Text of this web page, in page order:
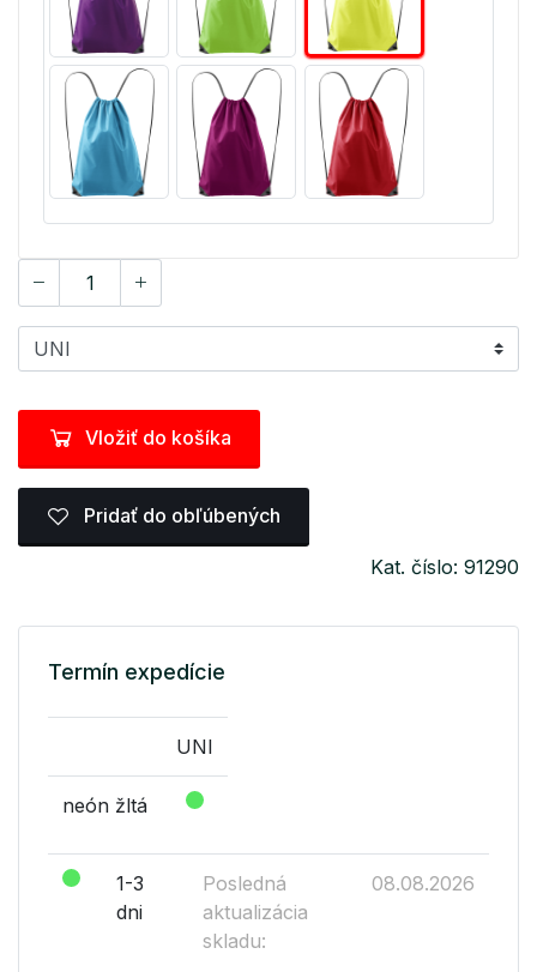
Vložiť do košíka
Pridať do obľúbených
Kat. číslo: 91290
Termín expedície
UNI
neón žltá
1-3
dni
Posledná
aktualizácia
skladu:
08.08.2026